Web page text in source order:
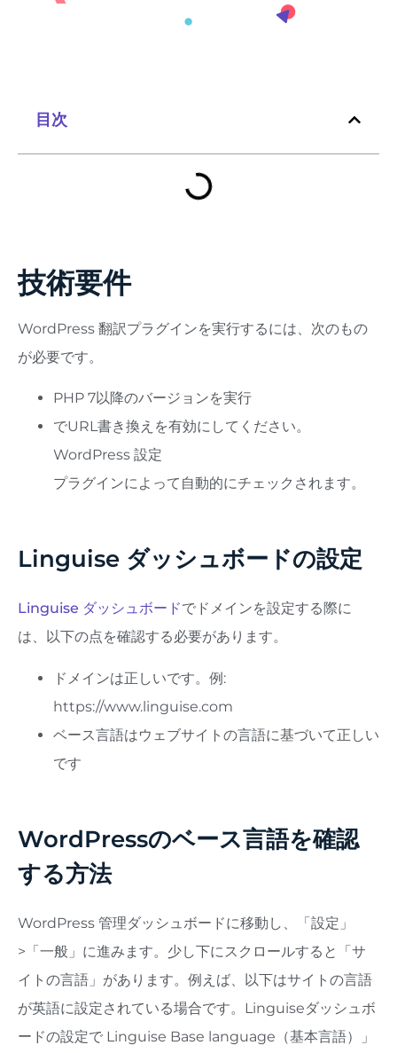
目次
技術要件
WordPress 翻訳プラグインを実行するには、次のもの
が必要です。
PHP 7以降のバージョンを実行
でURL書き換えを有効にしてください。
WordPress 設定
プラグインによって自動的にチェックされます。
Linguise ダッシュボードの設定
Linguise ダッシュボードでドメインを設定する際に
は、以下の点を確認する必要があります。
ドメインは正しいです。例:
https://www.linguise.com
ベース言語はウェブサイトの言語に基づいて正しい
です
WordPressのベース言語を確認
する方法
WordPress 管理ダッシュボードに移動し、「設定」
>「一般」に進みます。少し下にスクロールすると「サ
イトの言語」があります。例えば、以下はサイトの言語
が英語に設定されている場合です。Linguiseダッシュボ
ードの設定で Linguise Base language（基本言語）」